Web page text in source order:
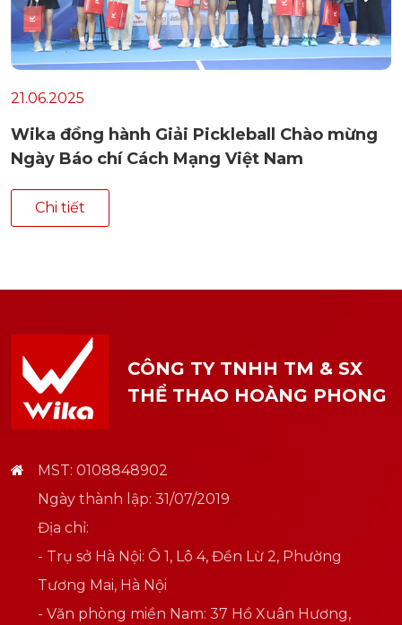
21.06.2025
Wika đồng hành Giải Pickleball Chào mừng
Ngày Báo chí Cách Mạng Việt Nam
Chi tiết
CÔNG TY TNHH TM & SX
THỂ THAO HOÀNG PHONG
MST: 0108848902
Ngày thành lập: 31/07/2019
Địa chỉ:
- Trụ sở Hà Nội: Ô 1, Lô 4, Đền Lừ 2, Phường
Tương Mai, Hà Nội
- Văn phòng miền Nam: 37 Hồ Xuân Hương,